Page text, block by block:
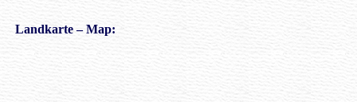
Landkarte– Map: